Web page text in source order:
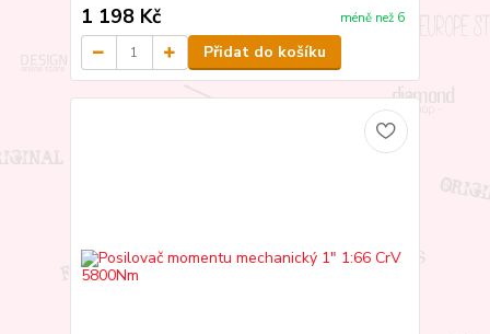
1 198 Kč méně než 6
Přidat do košíku